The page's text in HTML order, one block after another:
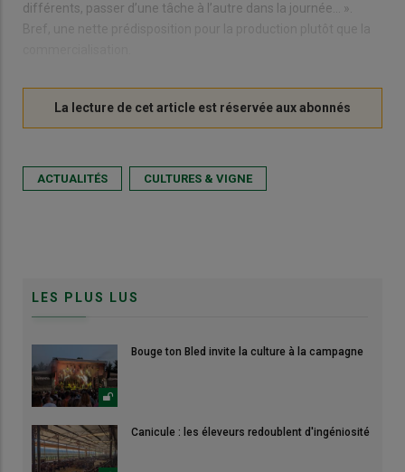
différents, passer d’une tâche à l’autre dans la journée… ».
Bref, une nette prédisposition pour la production plutôt que la
ACTUALITÉS CULTURES & VIGNE
LES PLUS LUS
Bouge ton Bled invite la culture à la campagne
Canicule : les éleveurs redoublent d'ingéniosité